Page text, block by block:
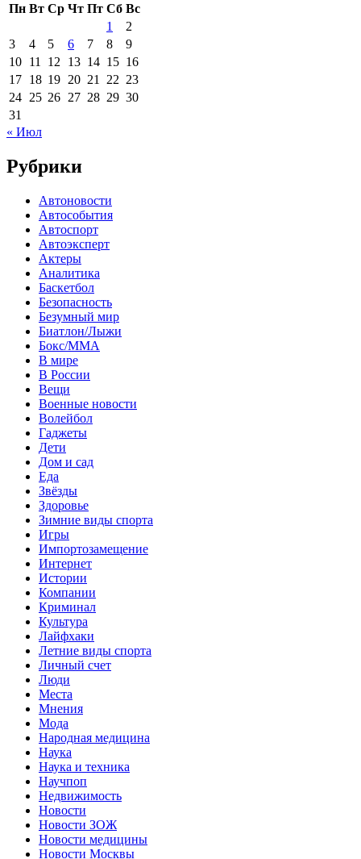
Пн Вт Ср Чт Пт Сб Вс
1
2
3
4 5 6 7 8
9
10 11 12 13 14 15 16
17 18 19 20 21 22 23
24 25 26 27 28 29 30
31
« Июл
Рубрики
Автоновости
Автособытия
Автоспорт
Автоэксперт
Актеры
Аналитика
Баскетбол
Безопасность
Безумный мир
Биатлон/Лыжи
Бокс/MMA
В мире
В России
Вещи
Военные новости
Волейбол
Гаджеты
Дети
Дом и сад
Еда
Звёзды
Здоровье
Зимние виды спорта
Игры
Импортозамещение
Интернет
Истории
Компании
Криминал
Культура
Лайфхаки
Летние виды спорта
Личный счет
Люди
Места
Мнения
Мода
Народная медицина
Наука
Наука и техника
Научпоп
Недвижимость
Новости
Новости ЗОЖ
Новости медицины
Новости Москвы